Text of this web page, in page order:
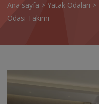
Ana sayfa > Yatak Odaları >
Odası Takımı